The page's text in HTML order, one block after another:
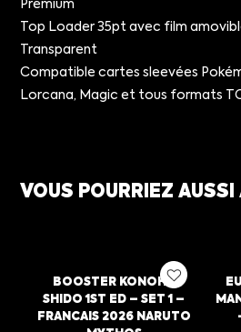
Premium
Top Loader 35pt avec film
Transparent
Compatible cartes sleevées
Lorcana, Magic et tous formats
VOUS POURRIEZ AUSSI
BOOSTER KONOHA
SHIDO 1ST ED – SET 1 –
FRANCAIS 2026 NARUTO